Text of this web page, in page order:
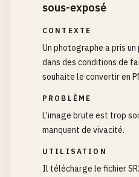
sous-exposé
CONTEXTE
Un photographe a pris
dans des conditions de
souhaite le convertir en
PROBLÈME
L'image brute est trop
manquent de vivacité.
UTILISATION
Il télécharge le fichier